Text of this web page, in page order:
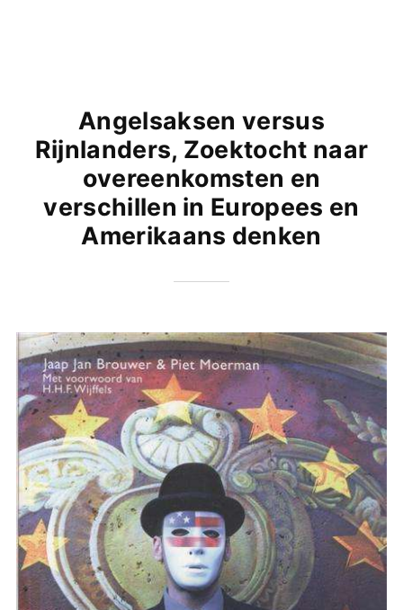
Angelsaksen versus
Rijnlanders, Zoektocht naar
overeenkomsten en
verschillen in Europees en
Amerikaans denken